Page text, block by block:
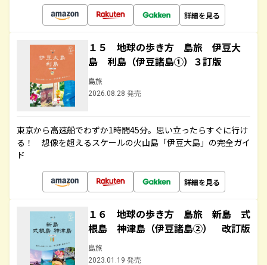
詳細を見る
１５ 地球の歩き方 島旅 伊豆大
島 利島（伊豆諸島①）３訂版
島旅
2026.08.28 発売
東京から高速船でわずか1時間45分。思い立ったらすぐに行け
る！ 想像を超えるスケールの火山島「伊豆大島」の完全ガイ
ド
詳細を見る
１６ 地球の歩き方 島旅 新島 式
根島 神津島（伊豆諸島②） 改訂版
島旅
2023.01.19 発売